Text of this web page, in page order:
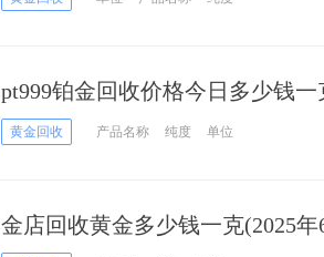
pt999铂金回收价格今日多少钱一
黄金回收 产品名称 纯度 单位
金店回收黄金多少钱一克(2025年